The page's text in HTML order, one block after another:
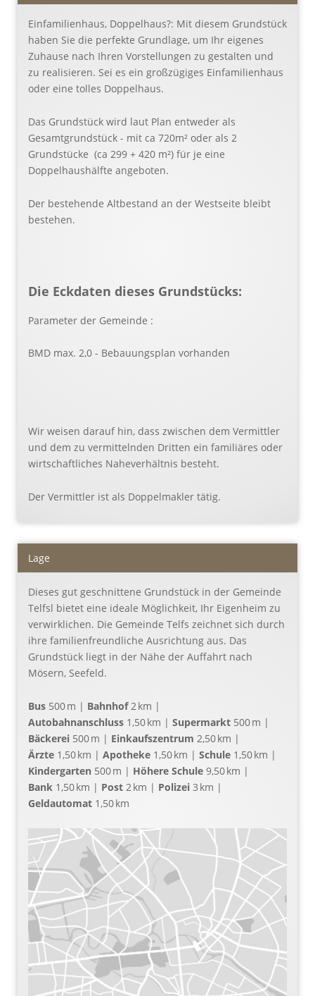
Einfamilienhaus, Doppelhaus?: Mit diesem Grundstück
haben Sie die perfekte Grundlage, um Ihr eigenes
Zuhause nach Ihren Vorstellungen zu gestalten und
zu realisieren. Sei es ein großzügiges Einfamilienhaus
oder eine tolles Doppelhaus.
Das Grundstück wird laut Plan entweder als
Gesamtgrundstück - mit ca 720m² oder als 2
Grundstücke (ca 299 + 420 m²) für je eine
Doppelhaushälfte angeboten.
Der bestehende Altbestand an der Westseite bleibt
bestehen.
Die Eckdaten dieses Grundstücks:
Parameter der Gemeinde :
BMD max. 2,0 - Bebauungsplan vorhanden
Wir weisen darauf hin, dass zwischen dem Vermittler
und dem zu vermittelnden Dritten ein familiäres oder
wirtschaftliches Naheverhältnis besteht.
Der Vermittler ist als Doppelmakler tätig.
Lage
Dieses gut geschnittene Grundstück in der Gemeinde
Telfsl bietet eine ideale Möglichkeit, Ihr Eigenheim zu
verwirklichen. Die Gemeinde Telfs zeichnet sich durch
ihre familienfreundliche Ausrichtung aus. Das
Grundstück liegt in der Nähe der Auffahrt nach
Mösern, Seefeld.
Bus 500 m | Bahnhof2 km |
Autobahnanschluss 1,50 km | Supermarkt 500 m |
Bäckerei 500 m | Einkaufszentrum 2,50 km |
Ärzte 1,50 km | Apotheke 1,50 km | Schule 1,50 km |
Kindergarten 500 m | Höhere Schule 9,50 km |
Bank 1,50 km | Post 2 km | Polizei 3 km |
Geldautomat 1,50 km